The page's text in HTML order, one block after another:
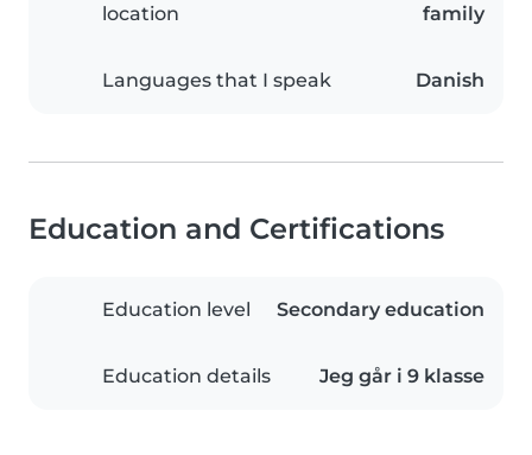
location
family
Languages that I speak Danish
Education and Certifications
Education level Secondary education
Education details Jeg går i 9 klasse